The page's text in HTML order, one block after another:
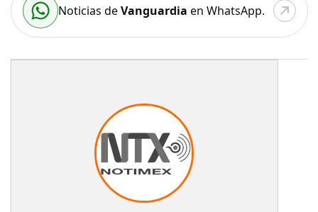
Noticias deVanguardia en WhatsApp.